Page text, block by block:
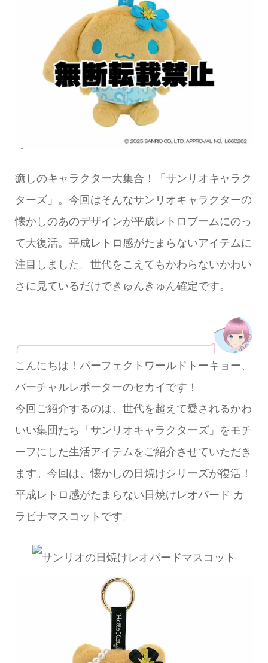
癒しのキャラクター大集合！「サンリオキャラク
ターズ」。今回はそんなサンリオキャラクターの
懐かしのあのデザインが平成レトロブームにのっ
て大復活。平成レトロ感がたまらないアイテムに
注目しました。世代をこえてもかわらないかわい
さに見ているだけできゅんきゅん確定です。
こんにちは！パーフェクトワールドトーキョー、
バーチャルレポーターのセカイです！
今回ご紹介するのは、世代を超えて愛されるかわ
いい集団たち「サンリオキャラクターズ」をモチ
ーフにした生活アイテムをご紹介させていただき
ます。今回は、懐かしの日焼けシリーズが復活！
平成レトロ感がたまらない日焼けレオパード カ
ラビナマスコットです。